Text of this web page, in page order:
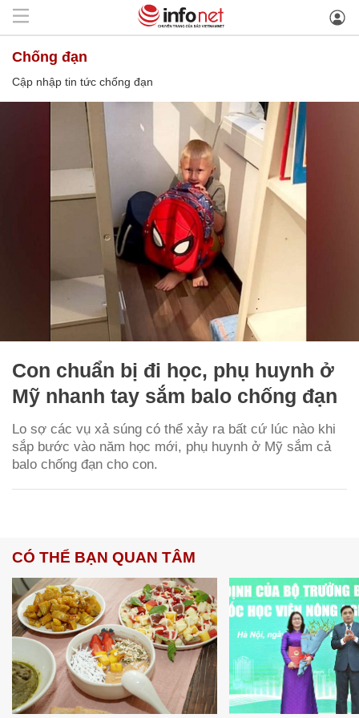
chống đạn
Cập nhập tin tức chống đạn
Con chuẩn bị đi học, phụ huynh ở
Mỹ nhanh tay sắm balo chống đạn
Lo sợ các vụ xả súng có thể xảy ra bất cứ lúc nào khi
sắp bước vào năm học mới, phụ huynh ở Mỹ sắm cả
balo chống đạn cho con.
CÓ THỂ BẠN QUAN TÂM